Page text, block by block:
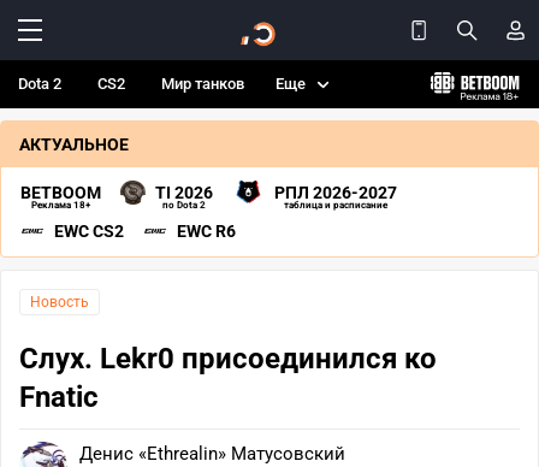
Dota 2 CS2 Мир танков Еще
АКТУАЛЬНОЕ
BETBOOM
Реклама 18+
TI 2026
по Dota 2
РПЛ 2026-2027
таблица и расписание
EWC CS2 EWC R6
Новость
Слух. Lekr0 присоединился ко
Fnatic
Денис «Ethrealin» Матусовский